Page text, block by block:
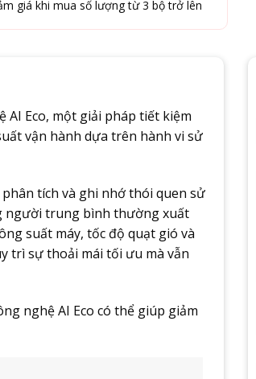
giá khi mua số lượng từ 3 bộ trở lên
Eco, một giải pháp tiết kiệm
vận hành dựa trên hành vi sử
phân tích và ghi nhớ thói quen sử
người trung bình thường xuất
suất máy, tốc độ quạt gió và
trì sự thoải mái tối ưu mà vẫn
nghệ AI Eco có thể giúp giảm